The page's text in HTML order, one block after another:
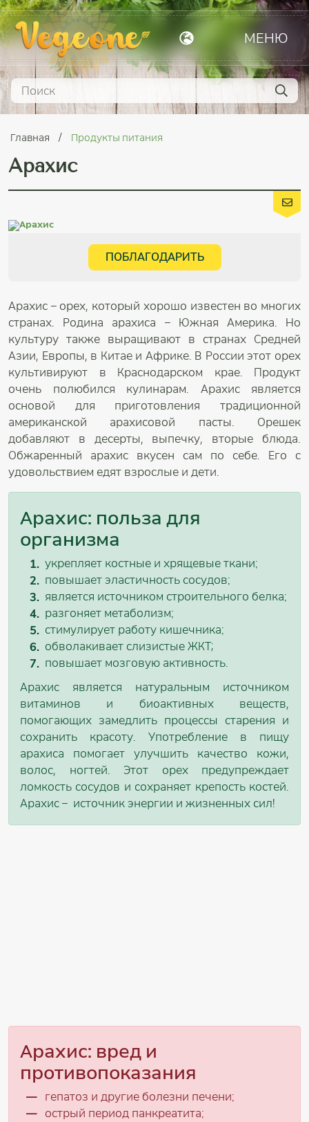
МЕНЮ
Главная Продукты питания
Арахис
ПОБЛАГОДАРИТЬ
Арахис – орех, который хорошо известен во многих
странах. Родина арахиса – Южная Америка. Но
культуру также выращивают в странах Средней
Азии, Европы, в Китае и Африке. В России этот орех
культивируют в Краснодарском крае. Продукт
очень полюбился кулинарам. Арахис является
основой для приготовления традиционной
американской арахисовой пасты. Орешек
добавляют в десерты, выпечку, вторые блюда.
Обжаренный арахис вкусен сам по себе. Его с
удовольствием едят взрослые и дети.
Арахис: польза для
организма
укрепляет костные и хрящевые ткани;
повышает эластичность сосудов;
является источником строительного белка;
разгоняет метаболизм;
стимулирует работу кишечника;
обволакивает слизистые ЖКТ;
повышает мозговую активность.
Арахис является натуральным источником
витаминов и биоактивных веществ,
помогающих замедлить процессы старения и
сохранить красоту. Употребление в пищу
арахиса помогает улучшить качество кожи,
волос, ногтей. Этот орех предупреждает
ломкость сосудов и сохраняет крепость костей.
Арахис – источник энергии и жизненных сил!
Арахис: вред и
противопоказания
гепатоз и другие болезни печени;
острый период панкреатита;